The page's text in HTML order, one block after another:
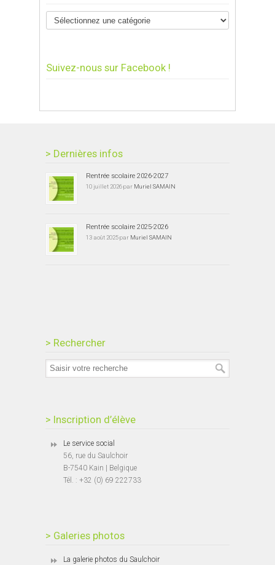
Suivez-nous sur Facebook !
> Dernières infos
Rentrée scolaire 2026-2027
10 juillet 2026 par Muriel SAMAIN
Rentrée scolaire 2025-2026
13 août 2025 par Muriel SAMAIN
> Rechercher
> Inscription d’élève
Le service social
56, rue du Saulchoir
B-7540 Kain | Belgique
Tél. : +32 (0) 69 222733
> Galeries photos
La galerie photos du Saulchoir